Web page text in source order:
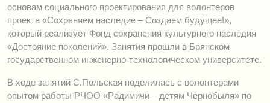
основам социального проектирования для волонтеров
проекта «Cохраняем наследие – Создаем будущее!»,
который реализует Фонд сохранения культурного наследия
«Достояние поколений». Занятия прошли в Брянском
государственном инженерно-технологическом университете.
В ходе занятий С.Польская поделилась с волонтерами
опытом работы РЧОО «Радимичи – детям Чернобыля» по